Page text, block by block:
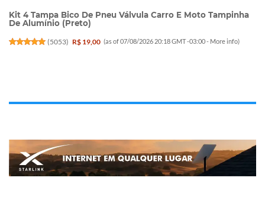
Kit 4 Tampa Bico De Pneu Válvula Carro E Moto Tampinha
De Alumínio (Preto)
(5053) R$ 19,00 (as of 07/08/2026 20:18 GMT -03:00 - More info)